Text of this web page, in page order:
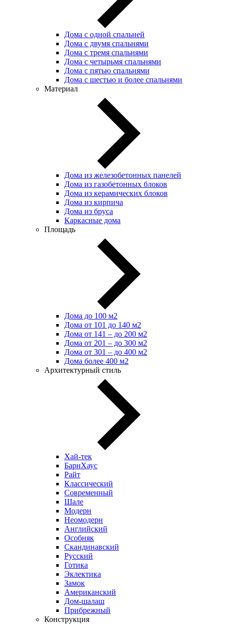
Дома с одной спальней
Дома с двумя спальнями
Дома с тремя спальнями
Дома с четырьмя спальнями
Дома с пятью спальнями
Дома с шестью и более спальнями
Материал
Дома из железобетонных панелей
Дома из газобетонных блоков
Дома из керамических блоков
Дома из кирпича
Дома из бруса
Каркасные дома
Площадь
Дома до 100 м2
Дома от 101 до 140 м2
Дома от 141 – до 200 м2
Дома от 201 – до 300 м2
Дома от 301 – до 400 м2
Дома более 400 м2
Архитектурный стиль
Хай-тек
БарнХаус
Райт
Классический
Современный
Шале
Модерн
Неомодерн
Английский
Особняк
Скандинавский
Русский
Готика
Эклектика
Замок
Американский
Дом-шалаш
Прибрежный
Конструкция